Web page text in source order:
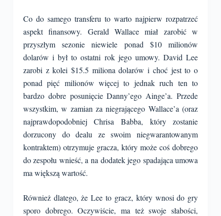
Co do samego transferu to warto najpierw rozpatrzeć
aspekt finansowy. Gerald Wallace miał zarobić w
przyszłym sezonie niewiele ponad $10 milionów
dolarów i był to ostatni rok jego umowy. David Lee
zarobi z kolei $15.5 miliona dolarów i choć jest to o
ponad pięć milionów więcej to jednak ruch ten to
bardzo dobre posunięcie Danny’ego Ainge’a. Przede
wszystkim, w zamian za niegrającego Wallace’a (oraz
najprawdopodobniej Chrisa Babba, który zostanie
dorzucony do dealu ze swoim niegwarantowanym
kontraktem) otrzymuje gracza, który może coś dobrego
do zespołu wnieść, a na dodatek jego spadająca umowa
ma większą wartość.
Również dlatego, że Lee to gracz, który wnosi do gry
sporo dobrego. Oczywiście, ma też swoje słabości,